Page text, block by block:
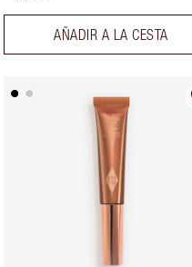
AÑADIR A LA CESTA